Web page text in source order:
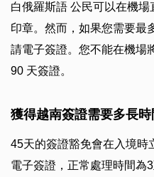
白俄羅斯語 公民可以在機
印章。然而，如果您需要最
請電子簽證。您不能在機場
90 天簽證。
獲得越南簽證需要多長時
45天的簽證豁免會在入境時
電子簽證，正常處理時間為3